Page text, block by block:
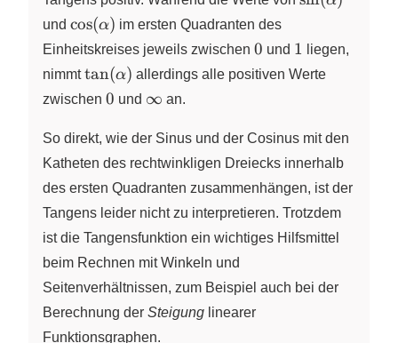
und \cos(\alpha)
cos(α) im ersten Quadranten des
Einheitskreises jeweils zwischen 0
0 und 1
1
liegen,
nimmt\tan(\alpha)
tan(α) allerdings alle positiven Werte
zwischen 0
0 und \infty
∞ an.
So direkt, wie der Sinus und der Cosinus mit den
Katheten des rechtwinkligen Dreiecks innerhalb
des ersten Quadranten zusammenhängen, ist der
Tangens leider nicht zu interpretieren. Trotzdem
ist die Tangensfunktion ein wichtiges Hilfsmittel
beim Rechnen mit Winkeln und
Seitenverhältnissen, zum Beispiel auch bei der
Berechnung der Steigung linearer
Funktionsgraphen.